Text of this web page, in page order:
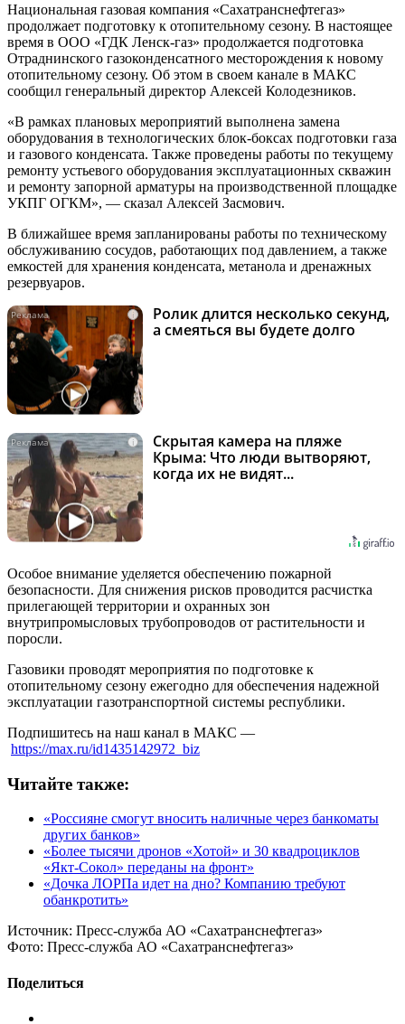
Национальная газовая компания «Сахатранснефтегаз»
продолжает подготовку к отопительному сезону. В настоящее
время в ООО «ГДК Ленск-газ» продолжается подготовка
Отраднинского газоконденсатного месторождения к новому
отопительному сезону. Об этом в своем канале в МАКС
сообщил генеральный директор Алексей Колодезников.
«В рамках плановых мероприятий выполнена замена
оборудования в технологических блок-боксах подготовки газа
и газового конденсата. Также проведены работы по текущему
ремонту устьевого оборудования эксплуатационных скважин
и ремонту запорной арматуры на производственной площадке
УКПГ ОГКМ», — сказал Алексей Засмович.
В ближайшее время запланированы работы по техническому
обслуживанию сосудов, работающих под давлением, а также
емкостей для хранения конденсата, метанола и дренажных
резервуаров.
i
Ролик длится несколько секунд,
а смеяться вы будете долго
i
Скрытая камера на пляже
Крыма: Что люди вытворяют,
когда их не видят...
Особое внимание уделяется обеспечению пожарной
безопасности. Для снижения рисков проводится расчистка
прилегающей территории и охранных зон
внутрипромысловых трубопроводов от растительности и
поросли.
Газовики проводят мероприятия по подготовке к
отопительному сезону ежегодно для обеспечения надежной
эксплуатации газотранспортной системы республики.
Подпишитесь на наш канал в МАКС —
https://max.ru/id1435142972_biz
Читайте также:
«Россияне смогут вносить наличные через банкоматы
других банков»
«Более тысячи дронов «Хотой» и 30 квадроциклов
«Якт-Сокол» переданы на фронт»
«Дочка ЛОРПа идет на дно? Компанию требуют
обанкротить»
Источник: Пресс-служба АО «Сахатранснефтегаз»
Фото: Пресс-служба АО «Сахатранснефтегаз»
Поделиться